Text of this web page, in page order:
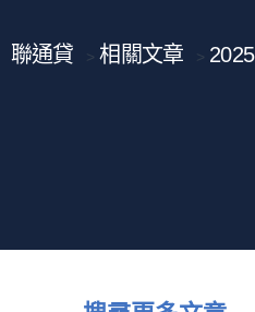
聯通貸 >相關文章 > 2025